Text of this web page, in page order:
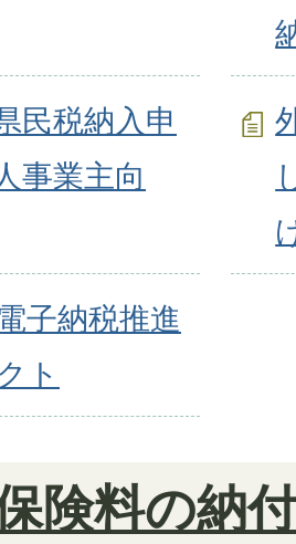
民税納入申
事業主向
子納税推進
ト
険料の納